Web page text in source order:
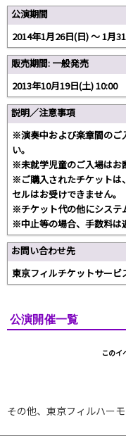
公演期間
2014年1月26日(日) ～ 1月
販売期間: 一般発売
2013年10月19日(土) 10:00
説明／注意事項
※演奏中および楽章間のご
い。
※未就学児童のご入場はお
※ご購入されたチケットは
セルはお受けできません。
※チケット代の他にシステ
※中止等の場合、手数料は
お問い合わせ先
東京フィルチケットサービ
公演開催一覧
このイ
その他、東京フィルハー